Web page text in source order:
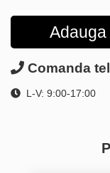
Comanda
L-V: 9:00-17:00